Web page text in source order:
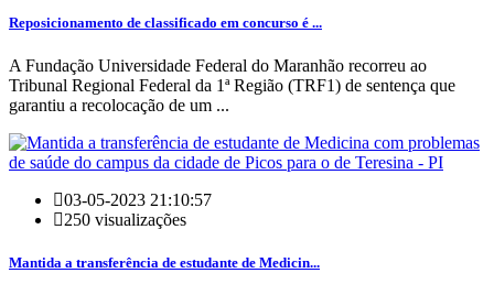
Reposicionamento de classificado em concurso é ...
A Fundação Universidade Federal do Maranhão recorreu ao
Tribunal Regional Federal da 1ª Região (TRF1) de sentença que
garantiu a recolocação de um ...
03-05-2023 21:10:57
250 visualizações
Mantida a transferência de estudante de Medicin...